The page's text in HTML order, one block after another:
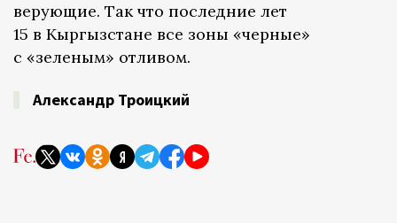
верующие. Так что последние лет
15 в Кыргызстане все зоны «черные»
с «зеленым» отливом.
Александр Троицкий